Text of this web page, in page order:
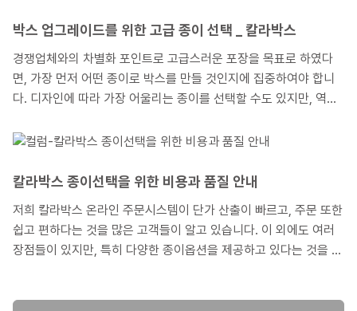
박스 업그레이드를 위한 고급 종이 선택 _ 칼라박스
경쟁업체와의 차별화 포인트로 고급스러운 포장을 목표로 하였다
면, 가장 먼저 어떤 종이로 박스를 만들 것인지에 집중하여야 합니
다. 디자인에 따라 가장 어울리는 종이를 선택할 수도 있지만, 역으
습니다. 또한 선택한 종이 가격이 박스 제작 예산의 상당 부분을 차
다. 여기서는 골판지로 합지하는 박스를 고급스럽게 만들기 위해 보
칼라박스 종이선택을 위한 비용과 품질 안내
저희 칼라박스 온라인 주문시스템이 단가 산출이 빠르고, 주문 또한
쉽고 편하다는 것을 많은 고객들이 알고 있습니다. 이 외에도 여러
장점들이 있지만, 특히 다양한 종이옵션을 제공하고 있다는 것을 이